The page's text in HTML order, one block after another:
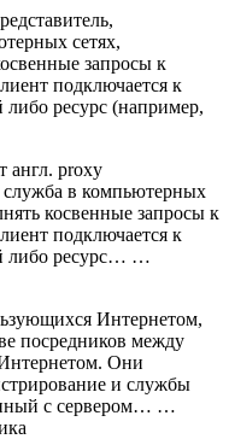
сетях,
запросы к
подключается к
либо ресурс (например,
англ. proxy
служба в компьютерных
косвенные запросы к
подключается к
либо ресурс… …
Интернетом,
посредников между
Они
и службы
с сервером… …